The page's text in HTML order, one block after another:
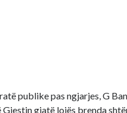
publike pas ngjarjes, G
Gjestin gjatë lojës brenda